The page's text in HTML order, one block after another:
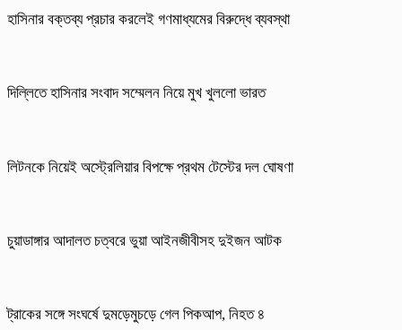
হাসিনার বক্তব্য প্রচার করলেই গণমাধ্যমের বিরুদ্ধে ব্যবস্থা
দিল্লিতে হাসিনার সংবাদ সম্মেলন নিয়ে মুখ খুললো ভারত
লিটনকে নিয়েই অস্ট্রেলিয়ার বিপক্ষে প্রথম টেস্টের দল ঘোষণা
চুয়াডাঙ্গার আদালত চত্বরে ভুয়া আইনজীবীসহ দুইজন আটক
ট্রাকের সঙ্গে সংঘর্ষে দুমড়েমুচড়ে গেল পিকআপ, নিহত ৪